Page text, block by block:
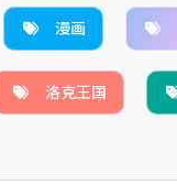
漫画
洛克王国